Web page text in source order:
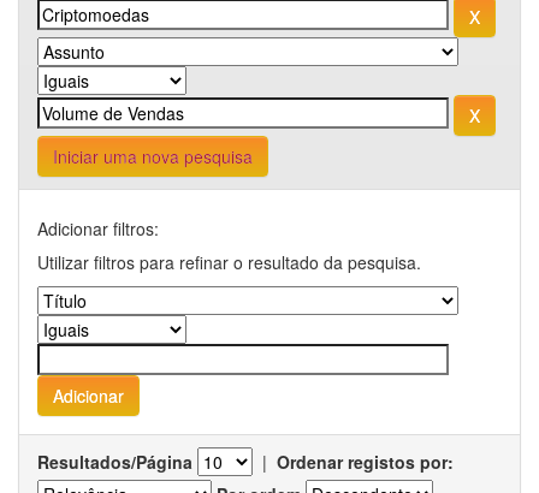
Iniciar uma nova pesquisa
Adicionar filtros:
Utilizar filtros para refinar o resultado da pesquisa.
Resultados/Página | Ordenar registos por: